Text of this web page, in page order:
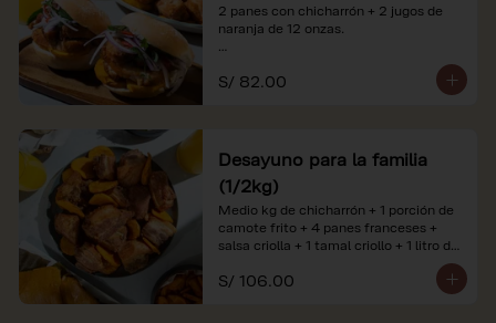
2 panes con chicharrón + 2 jugos de
naranja de 12 onzas.
*Nuestros precios están expresados en
soles e incluyen impuestos de ley y
S/ 82.00
Desayuno para la familia
(1/2kg)
Medio kg de chicharrón + 1 porción de
camote frito + 4 panes franceses +
salsa criolla + 1 tamal criollo + 1 litro de
*Nuestros precios están expresados en
S/ 106.00